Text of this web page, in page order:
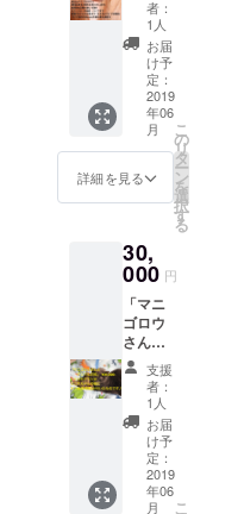
23:00の
中で3時
間保証
日程/4
～5月中
の平日
or土日
ライブ
の中か
ら(参加
出来る
日程を
お知ら
せしま
す)お好
きな日
程を選
→リハ
→本番
前→ラ
イブま
で密着
するこ
とが出
来ます!
(もちろ
んライ
ブは無
ブ当日
者：
1人
お届
け予
定：
2019
年06
月
詳細を見る
こ
の
リ
タ
ー
ン
を
選
択
す
る
30,
000 円
「マニ
ゴロウ
さんと
アニマ
ル日
和」 こ
ちらの
プラン
は ミニ
アルバ
ムの他
支援
者：
1人
お届
け予
定：
2019
年06
月
こ